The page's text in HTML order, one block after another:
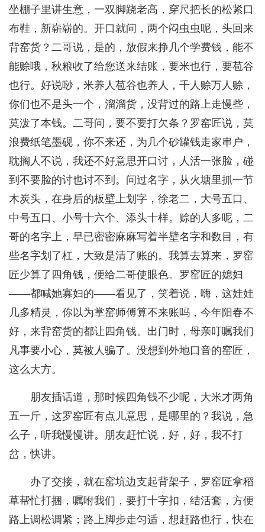
坐棚子里讲生意，一双脚跷老高，穿尺把长的松紧口
布鞋，新崭崭的。开口就问，两个闷虫虫呢，头回来
背窑货？二哥说，是的，放假来挣几个学费钱，能不
能赊哦，秋粮收了给您送来结账，要米也行，要苞谷
也行。好说唦，米养人苞谷也养人，千人赊万人赊，
你们也不是头一个，溜溜货，没背过的路上走慢些，
莫泼了本钱。二哥问，要不要打欠条？罗窑匠说，莫
浪费纸笔墨砚，你不来还，为几个砂罐钱走家串户，
耽搁人不说，我还不好意思开口讨，人活一张脸，碰
到不要脸的讨也讨不到。问过名字，从火塘里抓一节
木炭头，在身后的板壁上划字，徐老二，大号五口、
中号五口、小号十六个、添头十样。赊的人多呢，二
哥的名字上，早已密密麻麻写着半壁名字和数目，有
些名字划了杠，大致是清了账的。我算去算来，罗窑
匠少算了四角钱，便给二哥使眼色。罗窑匠的媳妇
——都喊她寡妇的——看见了，笑着说，嗨，这娃娃
几多精灵，你以为掌窑师傅算不来账吗，今年阳春不
好，来背窑货的都让四角钱。出门时，母亲叮嘱我们
凡事要小心，莫被人骗了。没想到外地口音的窑匠，
这么大方。
朋友插话道，那时候四角钱不少呢，大米才两角
五一斤，这罗窑匠有点儿意思，是哪里的？我说，急
么子，听我慢慢讲。朋友赶忙说，好，好，我不打
岔，快讲。
办了交接，就在窑坑边支起背架子，罗窑匠拿稻
草帮忙打捆，嘱咐我们，要打十字扣，结活套，方便
路上调松调紧；路上脚步走匀适，想赶路也行，快在